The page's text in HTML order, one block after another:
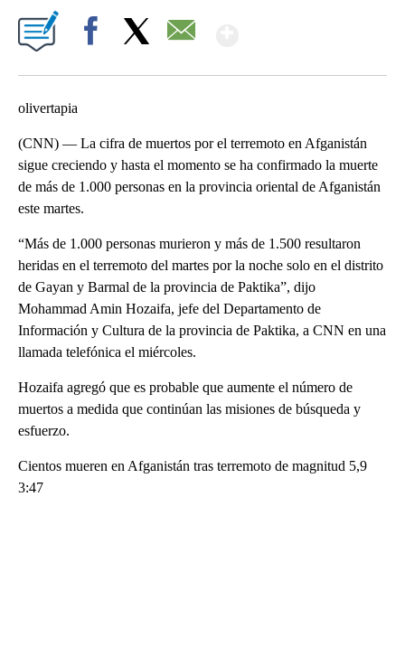
olivertapia
(CNN) — La cifra de muertos por el terremoto en Afganistán
sigue creciendo y hasta el momento se ha confirmado la muerte
de más de 1.000 personas en la provincia oriental de Afganistán
este martes.
“Más de 1.000 personas murieron y más de 1.500 resultaron
heridas en el terremoto del martes por la noche solo en el distrito
de Gayan y Barmal de la provincia de Paktika”, dijo
Mohammad Amin Hozaifa, jefe del Departamento de
Información y Cultura de la provincia de Paktika, a CNN en una
llamada telefónica el miércoles.
Hozaifa agregó que es probable que aumente el número de
muertos a medida que continúan las misiones de búsqueda y
esfuerzo.
Cientos mueren en Afganistán tras terremoto de magnitud 5,9
3:47